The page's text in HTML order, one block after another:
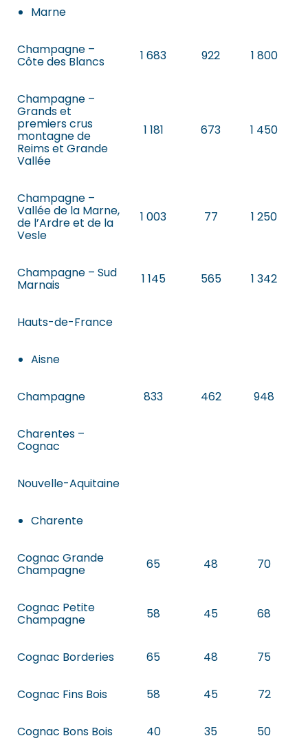
Marne
Champagne –
Côte des Blancs 1 683 922 1 800
Champagne –
Grands et
premiers crus
montagne de
Reims et Grande
Vallée
1 181 673 1 450
Champagne –
Vallée de la Marne,
de l’Ardre et de la
Vesle
1 003 77 1 250
Champagne – Sud
Marnais 1 145 565 1 342
Hauts-de-France
Aisne
Champagne 833 462 948
Charentes –
Cognac
Nouvelle-Aquitaine
Charente
Cognac Grande
Champagne 65 48 70
Cognac Petite
Champagne 58 45 68
Cognac Borderies 65 48 75
Cognac Fins Bois 58 45 72
Cognac Bons Bois 40 35 50